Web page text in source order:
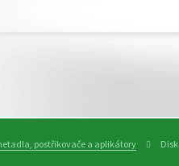
postřikovače a aplikátory